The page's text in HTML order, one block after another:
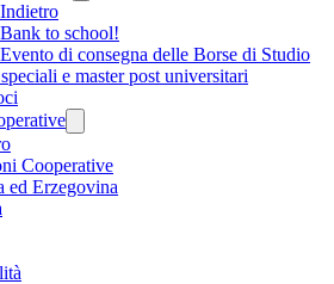
Indietro
Bank to school!
Evento di consegna delle Borse di Studio
e master post universitari
Cooperative
ed Erzegovina